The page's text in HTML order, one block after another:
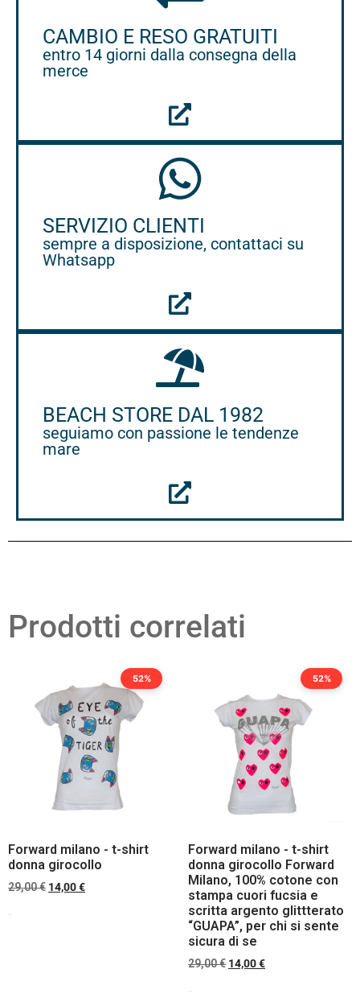
CAMBIO E RESO GRATUITI
entro 14 giorni dalla consegna della
merce
SERVIZIO CLIENTI
sempre a disposizione, contattaci su
Whatsapp
BEACH STORE DAL 1982
seguiamo con passione le tendenze
mare
Prodotti correlati
52%
Forward milano - t-shirt
donna girocollo
29,00€ 14,00€
52%
Forward milano - t-shirt
donna girocollo Forward
Milano, 100% cotone con
stampa cuori fucsia e
scritta argento glittterato
“GUAPA”, per chi si sente
sicura di se
29,00€ 14,00€